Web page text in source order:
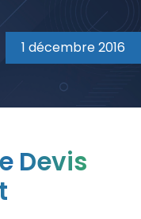
1 décembre 2016
Devis